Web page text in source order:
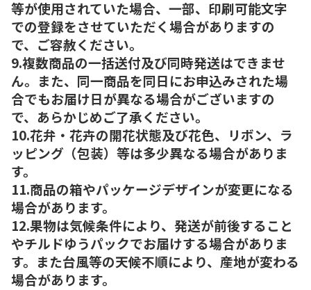
等が使用されていた場合、一部、印刷可能文字
での登録をさせていただく場合がありますの
で、ご容赦ください。
9.複数商品の一括送付及び同時発送はできませ
ん。また、同一商品を同日にお申込みされた場
合でもお届け日が異なる場合がございますの
で、あらかじめご了承ください。
10.花弁・花卉の開花状態及び花色、リボン、ラ
ッピング（包装）等は多少異なる場合がありま
す。
11.商品の箱やパッケージデザインが変更になる
場合があります。
12.果物は気候条件により、発送が前後すること
やチルドゆうパックでお届けする場合がありま
す。また台風等の天候不順により、産地が変わる
場合があります。